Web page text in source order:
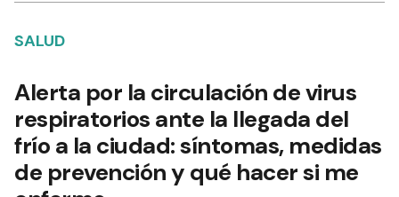
SALUD
Alerta por la circulación de virus
respiratorios ante la llegada del
frío a la ciudad: síntomas, medidas
de prevención y qué hacer si me